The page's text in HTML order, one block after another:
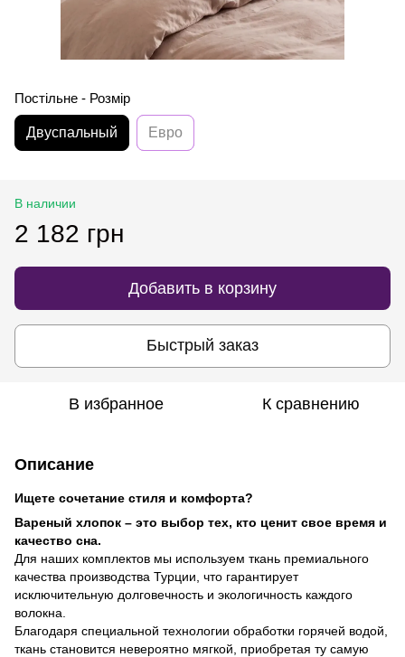
Постільне - Розмір
Двуспальный Евро
В наличии
2 182 грн
Добавить в корзину
Быстрый заказ
В избранное К сравнению
Описание
Ищете сочетание стиля и комфорта?
Вареный хлопок – это выбор тех, кто ценит свое время и
качество сна.
Для наших комплектов мы используем ткань премиального
качества производства Турции, что гарантирует
исключительную долговечность и экологичность каждого
волокна.
Благодаря специальной технологии обработки горячей водой,
ткань становится невероятно мягкой, приобретая ту самую